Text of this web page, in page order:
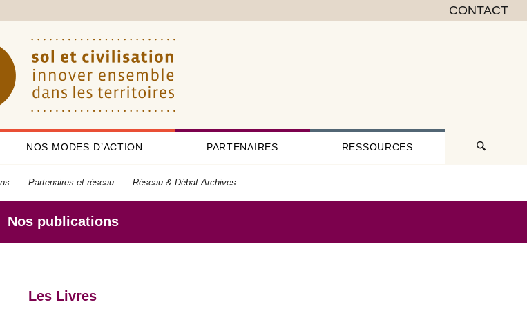
CONTACT
NOS MODES D’ACTION PARTENAIRES RESSOURCES
Partenaires et réseau Réseau & Débat Archives
Nos publications
Les Livres